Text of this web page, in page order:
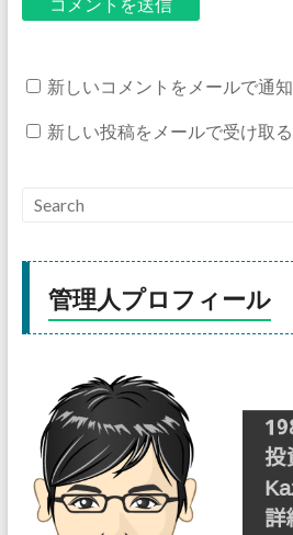
新しいコメントをメールで通知
新しい投稿をメールで受け取る
管理人プロフィール